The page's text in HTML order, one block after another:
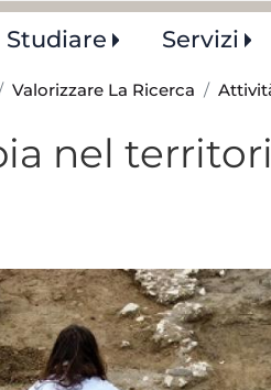
Studiare Servizi
Valorizzare La Ricerca
nel